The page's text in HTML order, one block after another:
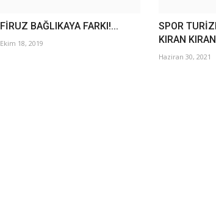
FİRUZ BAĞLIKAYA FARKI!...
Ekim 18, 2019
SPOR
KIRAN
Haziran 30, 2021